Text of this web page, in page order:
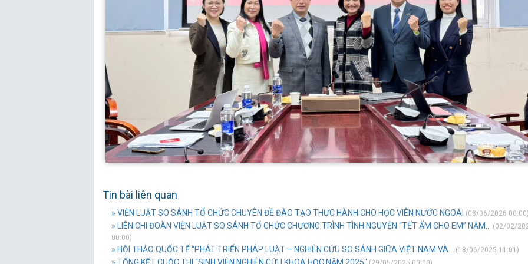
Tin bài liên quan
» VIỆN LUẬT SO SÁNH TỔ CHỨC CHUYÊN ĐỀ ĐÀO TẠO THỰC HÀNH CHO HỌC VIÊN NƯỚC NGOÀI (08/06/2026
» LIÊN CHI ĐOÀN VIỆN LUẬT SO SÁNH TỔ CHỨC CHƯƠNG TRÌNH TÌNH NGUYỆN “TẾT ẤM CHO EM” NĂM...
(02/02/
00:00)
» HỘI THẢO QUỐC TẾ “PHÁT TRIỂN PHÁP LUẬT – NGHIÊN CỨU SO SÁNH GIỮA VIỆT NAM VÀ... (18/06/2025 11:01)